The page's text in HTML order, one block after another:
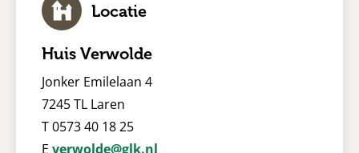
Locatie
Huis Verwolde
Jonker Emilelaan 4
7245 TL Laren
T 0573 40 18 25
E verwolde@glk.nl